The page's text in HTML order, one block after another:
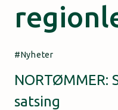
Nyheter
NORTØMMER:
satsing